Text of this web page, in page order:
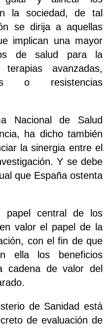
la sociedad, de tal
se dirija a aquellas
implican una mayor
de salud para la
avanzadas,
o resistencias
Nacional de Salud
ha dicho también
la sinergia entre el
Y se debe
que España ostenta
papel central de los
valor el papel de la
con el fin de que
ella los beneficios
cadena de valor del
de Sanidad está
de evaluación de